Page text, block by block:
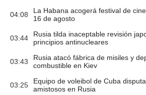
04:08
La Habana acogerá festival de
16 de agosto
03:44
Rusia tilda inaceptable revisión
principios antinucleares
03:43
Rusia atacó fábrica de misiles y
combustible en Kiev
03:25
Equipo de voleibol de Cuba
amistosos en Rusia